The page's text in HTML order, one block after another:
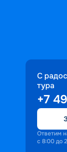
С
тура
+7
Ответим
с 8:00 до